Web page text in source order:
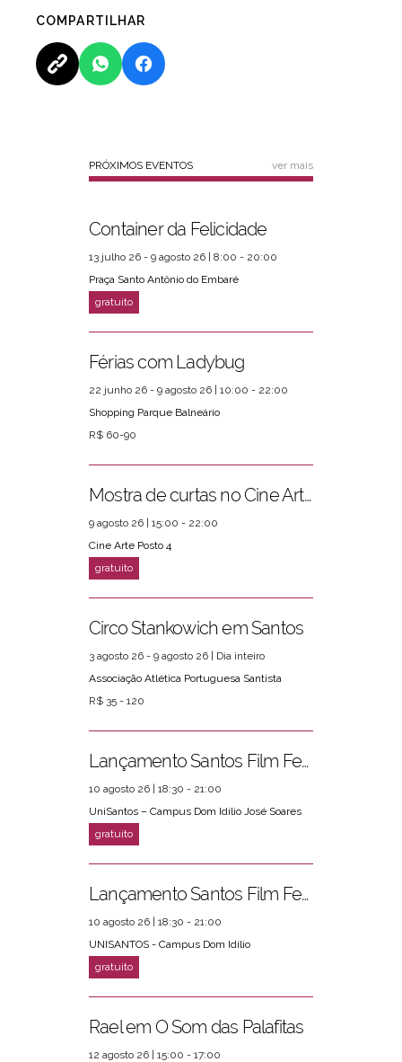
COMPARTILHAR
PRÓXIMOS EVENTOS ver mais
Container da Felicidade
13 julho 26 - 9 agosto 26 | 8:00 - 20:00
Praça Santo Antônio do Embaré
Férias com Ladybug
22 junho 26 - 9 agosto 26 | 10:00 - 22:00
Shopping Parque Balneário
R$ 60-90
Mostra de curtas no Cine Arte Posto 4
9 agosto 26 | 15:00 - 22:00
Cine Arte Posto 4
Circo Stankowich em Santos
3 agosto 26 - 9 agosto 26 | Dia inteiro
Associação Atlética Portuguesa Santista
R$ 35 - 120
Lançamento Santos Film Fest
10 agosto 26 | 18:30 - 21:00
UniSantos – Campus Dom Idílio José Soares
Lançamento Santos Film Fest
10 agosto 26 | 18:30 - 21:00
UNISANTOS - Campus Dom Idílio
Rael em O Som das Palafitas
12 agosto 26 | 15:00 - 17:00